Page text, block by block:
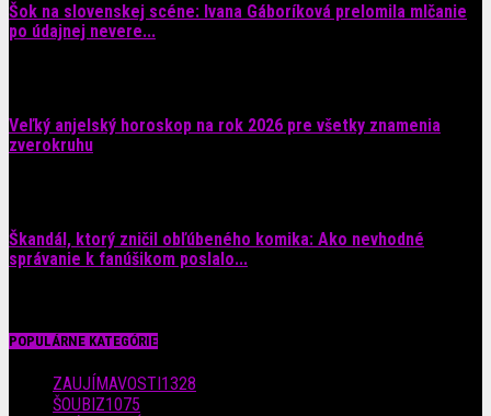
Šok na slovenskej scéne: Ivana Gáboríková prelomila mlčanie
po údajnej nevere...
Veľký anjelský horoskop na rok 2026 pre všetky znamenia
zverokruhu
Škandál, ktorý zničil obľúbeného komika: Ako nevhodné
správanie k fanúšikom poslalo...
POPULÁRNE KATEGÓRIE
ZAUJÍMAVOSTI1328
ŠOUBIZ1075